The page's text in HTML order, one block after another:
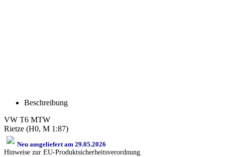
Beschreibung
VW T6 MTW
Rietze (H0, M 1:87)
Neu ausgeliefert am 29.05.2026
Hinweise zur EU-Produktsicherheitsverordnung.